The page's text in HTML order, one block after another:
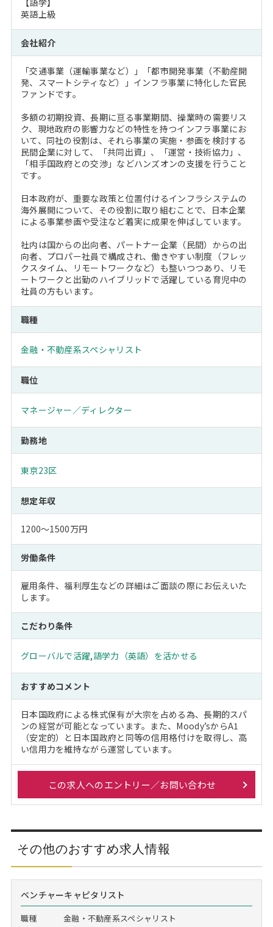
【語学】
英語上級
会社紹介
「交通事業（運輸事業など）」「都市開発事業（不動産開
発、スマートシティなど）」インフラ事業に特化した官民
ファンドです。
多額の初期投資、長期に亘る事業期間、操業時の需要リス
ク、現地政府の影響力などの特性を持つインフラ事業にお
いて、同社の役割は、それら事業の実施・参画を検討する
民間企業に対して、「共同出資」、「運営・技術協力」、
「相手国政府との交渉」などハンズオンの支援を行うこと
です。
日本政府が、重要な政策と位置付けるインフラシステムの
海外展開について、その役割に取り組むことで、日本企業
による事業参画や受注など着実に成果を伸ばしています。
社内は国からの出向者、パートナー企業（民間）からの出
向者、プロパー社員で構成され、働きやすい制度（フレッ
クスタイム、リモートワークなど）も整いつつあり、リモ
ートワークと出勤のハイブリッドで活躍している育児中の
社員の方もいます。
職種
金融・不動産系スペシャリスト
職位
マネージャー／ディレクター
勤務地
東京23区
想定年収
1200～1500万円
労働条件
雇用条件、福利厚生などの詳細はご面談の際にお伝えいた
します。
こだわり条件
グローバルで活躍,語学力（英語）を活かせる
おすすめコメント
日本国政府による株式保有が大宗を占める為、長期的スパ
ンの経営が可能となっています。また、Moody’sからA1
（安定的）と日本国政府と同等の信用格付けを取得し、高
い信用力を維持ながら運営しています。
この求人へのエントリー／お問い合わせ
その他のおすすめ求人情報
ベンチャーキャピタリスト
職種 金融・不動産系スペシャリスト